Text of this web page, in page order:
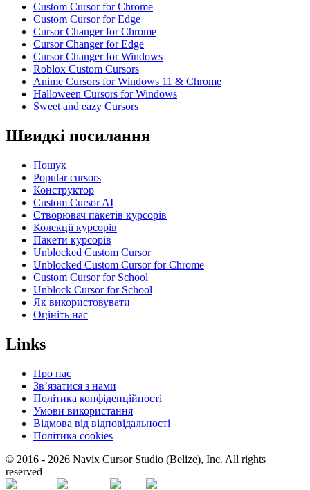
Custom Cursor for Chrome
Custom Cursor for Edge
Cursor Changer for Chrome
Cursor Changer for Edge
Cursor Changer for Windows
Roblox Custom Cursors
Anime Cursors for Windows 11 & Chrome
Halloween Cursors for Windows
Sweet and eazy Cursors
Швидкі посилання
Пошук
Popular cursors
Конструктор
Custom Cursor AI
Створювач пакетів курсорів
Колекції курсорів
Пакети курсорів
Unblocked Custom Cursor
Unblocked Custom Cursor for Chrome
Custom Cursor for School
Unblock Cursor for School
Як використовувати
Оцініть нас
Links
Про нас
Зв’язатися з нами
Політика конфіденційності
Умови використання
Відмова від відповідальності
Політика cookies
© 2016 - 2026 Navix Cursor Studio (Belize), Inc. All rights
reserved